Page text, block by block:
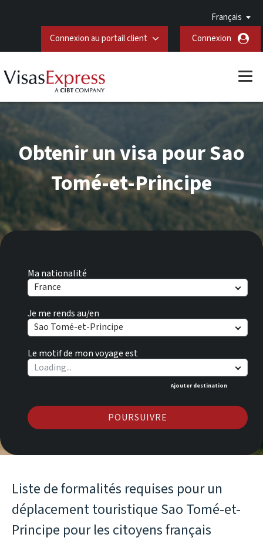
Français
Connexion au portail client
Connexion
Ma nationalité
France
Je me rends au/en
Sao Tomé-et-Principe
Le motif de mon voyage est
Ajouter destination
POURSUIVRE
Obtenir un visa pour Sao
Tomé-et-Principe
Liste de formalités requises pour un
déplacement touristique Sao Tomé-et-
Principe pour les citoyens français